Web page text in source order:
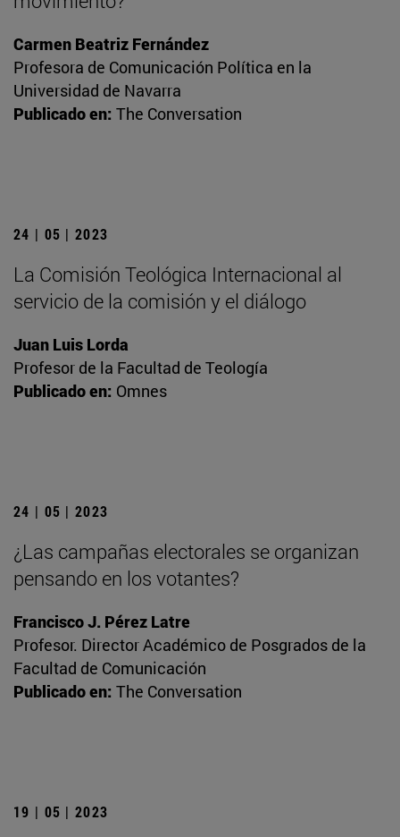
Carmen Beatriz Fernández
Profesora de Comunicación Política en la
Universidad de Navarra
Publicado en: The Conversation
24 | 05 | 2023
La Comisión Teológica Internacional al
servicio de la comisión y el diálogo
Juan Luis Lorda
Profesor de la Facultad de Teología
Publicado en: Omnes
24 | 05 | 2023
¿Las campañas electorales se organizan
pensando en los votantes?
Francisco J. Pérez Latre
Profesor. Director Académico de Posgrados de la
Facultad de Comunicación
Publicado en: The Conversation
19 | 05 | 2023